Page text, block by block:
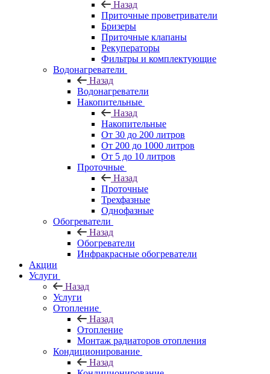
Назад
Приточные проветриватели
Бризеры
Приточные клапаны
Рекуператоры
Фильтры и комплектующие
Водонагреватели
Назад
Водонагреватели
Накопительные
Назад
Накопительные
От 30 до 200 литров
От 200 до 1000 литров
От 5 до 10 литров
Проточные
Назад
Проточные
Трехфазные
Однофазные
Обогреватели
Назад
Обогреватели
Инфракрасные обогреватели
Акции
Услуги
Назад
Услуги
Отопление
Назад
Отопление
Монтаж радиаторов отопления
Кондиционирование
Назад